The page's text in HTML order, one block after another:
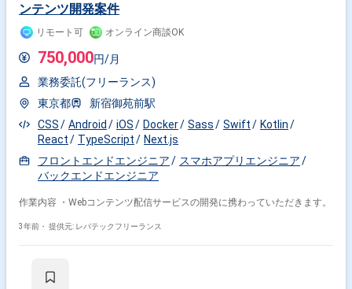
ンテンツ開発案件
リモート可 オンライン商談OK
750,000円/月
業務委託(フリーランス)
東京都
新宿御苑前駅
CSS
Android iOS Docker Sass Swift
Kotlin
React
TypeScript
Next.js
フロントエンドエンジニア
スマホアプリエンジニア
バックエンドエンジニア
作業内容 ・Webコンテンツ配信サービスの開発に携わっていただきます。
3年前・ 提供元: レバテックフリーランス
掛け合わせ条件で絞り込む